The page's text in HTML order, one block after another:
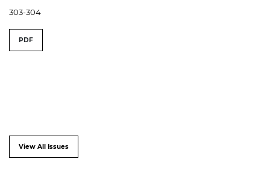
303-304
PDF
View All Issues